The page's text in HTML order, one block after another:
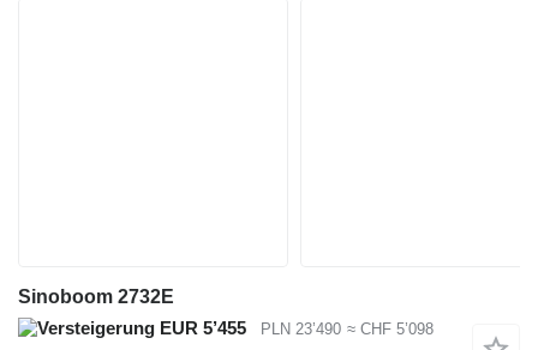
Sinoboom 2732E
EUR 5’455
PLN 23’490 ≈ CHF 5’098